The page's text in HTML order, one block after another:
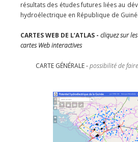
résultats des études futures liées au
hydroélectrique en République de
CARTES WEB DE L’ATLAS - cliquez sur
cartes Web interactives
CARTE GÉNÉRALE -possibilité de